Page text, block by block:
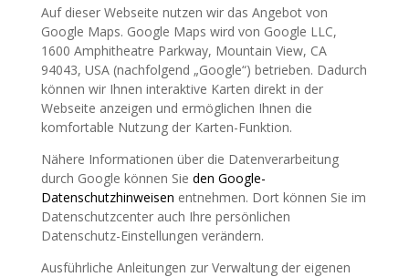
Auf dieser Webseite nutzen wir das Angebot von
Google Maps. Google Maps wird von Google LLC,
1600 Amphitheatre Parkway, Mountain View, CA
94043, USA (nachfolgend „Google“) betrieben. Dadurch
können wir Ihnen interaktive Karten direkt in der
Webseite anzeigen und ermöglichen Ihnen die
komfortable Nutzung der Karten-Funktion.
Nähere Informationen über die Datenverarbeitung
durch Google können Sie den Google-
Datenschutzhinweisen entnehmen. Dort können Sie im
Datenschutzcenter auch Ihre persönlichen
Datenschutz-Einstellungen verändern.
Ausführliche Anleitungen zur Verwaltung der eigenen